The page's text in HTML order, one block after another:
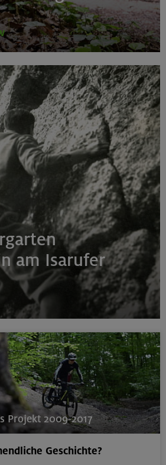
am Isarufer
Projekt 2009-2017
Geschichte?